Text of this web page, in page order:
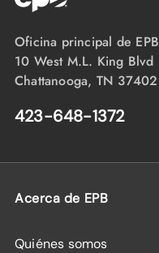
Oficina principal de EPB
10 West M.L. King Blvd
Chattanooga, TN 37402
423-648-1372
Acerca de EPB
Quiénes somos